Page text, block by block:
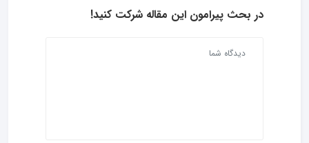
در بحث‌ پیرامون این مقاله شرکت کنید!